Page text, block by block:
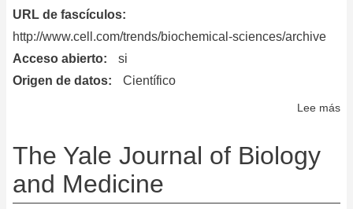
URL de fascículos
http://www.cell.com/trends/biochemical-sciences/archive
Acceso abierto
si
Origen de datos
Científico
Lee más
The Yale Journal of Biology
and Medicine